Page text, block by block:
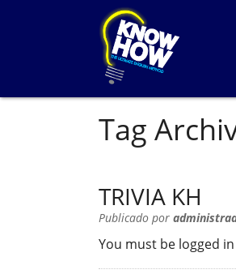
Tag
TRIVIA KH
Publicado por
You must be logged